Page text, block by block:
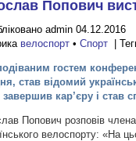
Попович
admin 04.12.2016
велоспорт •Спорт |
гостем
став відомий
завершив кар’єру і став
Попович розповів
велоспорту: «На